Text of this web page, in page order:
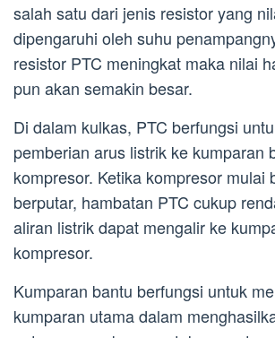
salah satu dari jenis resistor yang
dipengaruhi oleh suhu
resistor PTC meningkat maka nilai
pun akan semakin besar.
Di dalam kulkas, PTC berfungsi
pemberian arus listrik ke kumparan
kompresor. Ketika kompresor mulai
berputar, hambatan PTC cukup
aliran listrik dapat mengalir ke
kompresor.
Kumparan bantu berfungsi untuk
kumparan utama dalam